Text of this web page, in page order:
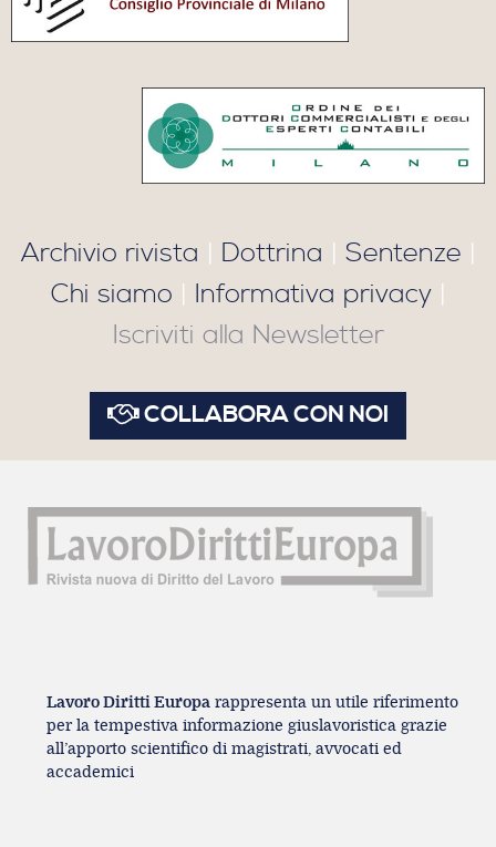
Archivio rivista | Dottrina | Sentenze |
Chi siamo | Informativa privacy|
Iscriviti alla Newsletter
COLLABORA CON NOI
Lavoro Diritti Europa rappresenta un utile riferimento
per la tempestiva informazione giuslavoristica grazie
all’apporto scientifico di magistrati, avvocati ed
accademici